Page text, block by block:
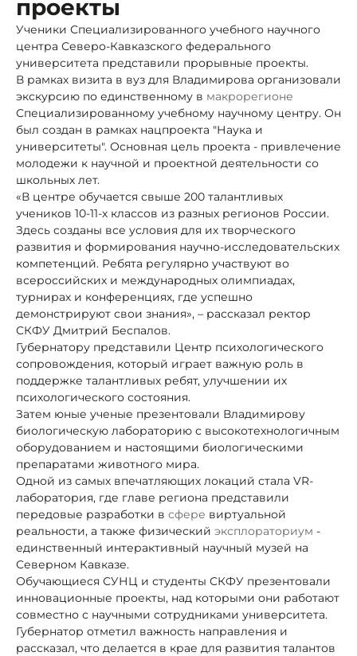
проекты
Ученики Специализированного учебного научного
центра Северо-Кавказского федерального
университета представили прорывные проекты.
В рамках визита в вуз для Владимирова организовали
экскурсию по единственному в макрорегионе
Специализированному учебному научному центру. Он
был создан в рамках нацпроекта "Наука и
университеты". Основная цель проекта - привлечение
молодежи к научной и проектной деятельности со
школьных лет.
«В центре обучается свыше 200 талантливых
учеников 10-11-х классов из разных регионов России.
Здесь созданы все условия для их творческого
развития и формирования научно-исследовательских
компетенций. Ребята регулярно участвуют во
всероссийских и международных олимпиадах,
турнирах и конференциях, где успешно
демонстрируют свои знания», – рассказал ректор
СКФУ Дмитрий Беспалов.
Губернатору представили Центр психологического
сопровождения, который играет важную роль в
поддержке талантливых ребят, улучшении их
психологического состояния.
Затем юные ученые презентовали Владимирову
биологическую лабораторию с высокотехнологичным
оборудованием и настоящими биологическими
препаратами животного мира.
Одной из самых впечатляющих локаций стала VR-
лаборатория, где главе региона представили
передовые разработки в сфере виртуальной
реальности, а также физический эксплораториум -
единственный интерактивный научный музей на
Северном Кавказе.
Обучающиеся СУНЦ и студенты СКФУ презентовали
инновационные проекты, над которыми они работают
совместно с научными сотрудниками университета.
Губернатор отметил важность направления и
рассказал, что делается в крае для развития талантов